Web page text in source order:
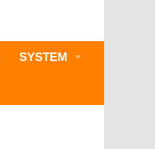
SYSTEM